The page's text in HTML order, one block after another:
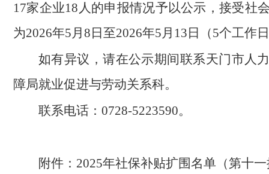
17家企业18人的申报情况予以公示，接受社
为2026年5月8日至2026年5月13日（5个工作
如有异议，请在公示期间联系天门市人
障局就业促进与劳动关系科。
联系电话：0728-5223590。
附件：2025年社保补贴扩围名单（第十